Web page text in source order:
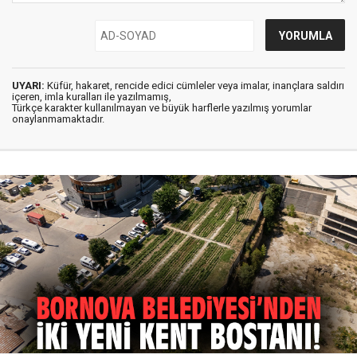
UYARI: Küfür, hakaret, rencide edici cümleler veya imalar, inançlara saldırı
içeren, imla kuralları ile yazılmamış,
Türkçe karakter kullanılmayan ve büyük harflerle yazılmış yorumlar
onaylanmamaktadır.